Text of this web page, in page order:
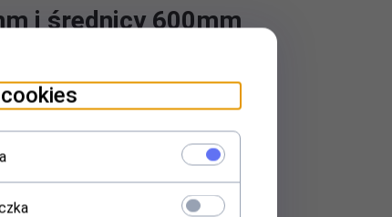
i średnicy 600mm
Szerokość maksymalna bębna nawojowego: 540mm
Maksymalnie do AWG 24 Materiał: stal ocynkowana